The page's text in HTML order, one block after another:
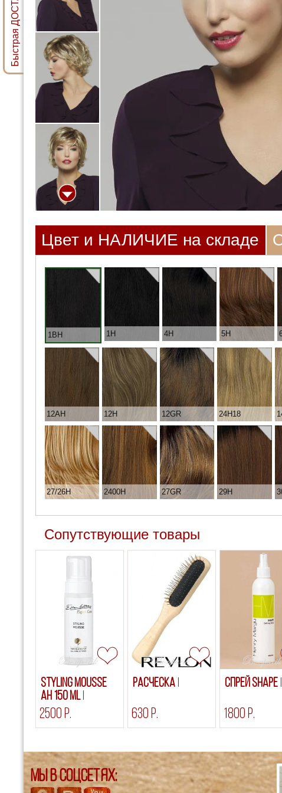
Цвет и НАЛИЧИЕ на складе
1BH 1H 4H 5H
12AH 12H 12GR 24H18
27/26H 2400H 27GR 29H
Сопутствующие товары
Styling Mousse
AH 150 ml
2500 р.
Расческа
630 р.
Спрей SHAPE
1800 р.
Мы в соцсетях: